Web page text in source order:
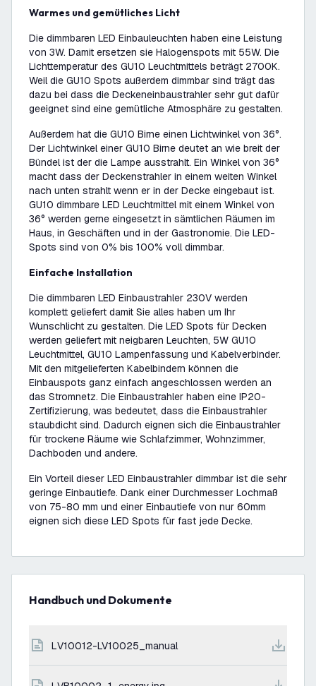
Warmes und gemütliches Licht
Die dimmbaren LED Einbauleuchten haben eine Leistung
von 3W. Damit ersetzen sie Halogenspots mit 55W. Die
Lichttemperatur des GU10 Leuchtmittels beträgt 2700K.
Weil die GU10 Spots außerdem dimmbar sind trägt das
dazu bei dass die Deckeneinbaustrahler sehr gut dafür
geeignet sind eine gemütliche Atmosphäre zu gestalten.
Außerdem hat die GU10 Birne einen Lichtwinkel von 36°.
Der Lichtwinkel einer GU10 Birne deutet an wie breit der
Bündel ist der die Lampe ausstrahlt. Ein Winkel von 36°
macht dass der Deckenstrahler in einem weiten Winkel
nach unten strahlt wenn er in der Decke eingebaut ist.
GU10 dimmbare LED Leuchtmittel mit einem Winkel von
36° werden gerne eingesetzt in sämtlichen Räumen im
Haus, in Geschäften und in der Gastronomie. Die LED-
Spots sind von 0% bis 100% voll dimmbar.
Einfache Installation
Die dimmbaren LED Einbaustrahler 230V werden
komplett geliefert damit Sie alles haben um Ihr
Wunschlicht zu gestalten. Die LED Spots für Decken
werden geliefert mit neigbaren Leuchten, 5W GU10
Leuchtmittel, GU10 Lampenfassung und Kabelverbinder.
Mit den mitgelieferten Kabelbindern können die
Einbauspots ganz einfach angeschlossen werden an
das Stromnetz. Die Einbaustrahler haben eine IP20-
Zertifizierung, was bedeutet, dass die Einbaustrahler
staubdicht sind. Dadurch eignen sich die Einbaustrahler
für trockene Räume wie Schlafzimmer, Wohnzimmer,
Dachboden und andere.
Ein Vorteil dieser LED Einbaustrahler dimmbar ist die sehr
geringe Einbautiefe. Dank einer Durchmesser Lochmaß
von 75-80 mm und einer Einbautiefe von nur 60mm
eignen sich diese LED Spots für fast jede Decke.
Handbuch und Dokumente
LV10012-LV10025_manual